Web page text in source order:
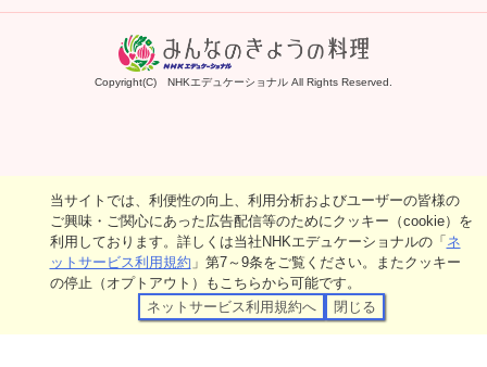
Copyright(C) NHKエデュケーショナル All Rights Reserved.
当サイトでは、利便性の向上、利用分析およびユーザーの皆様の
ご興味・ご関心にあった広告配信等のためにクッキー（cookie）を
利用しております。詳しくは当社NHKエデュケーショナルの「ネ
ットサービス利用規約 」第7～9条をご覧ください。またクッキー
の停止（オプトアウト）もこちらから可能です。
ネットサービス利用規約へ
閉じる